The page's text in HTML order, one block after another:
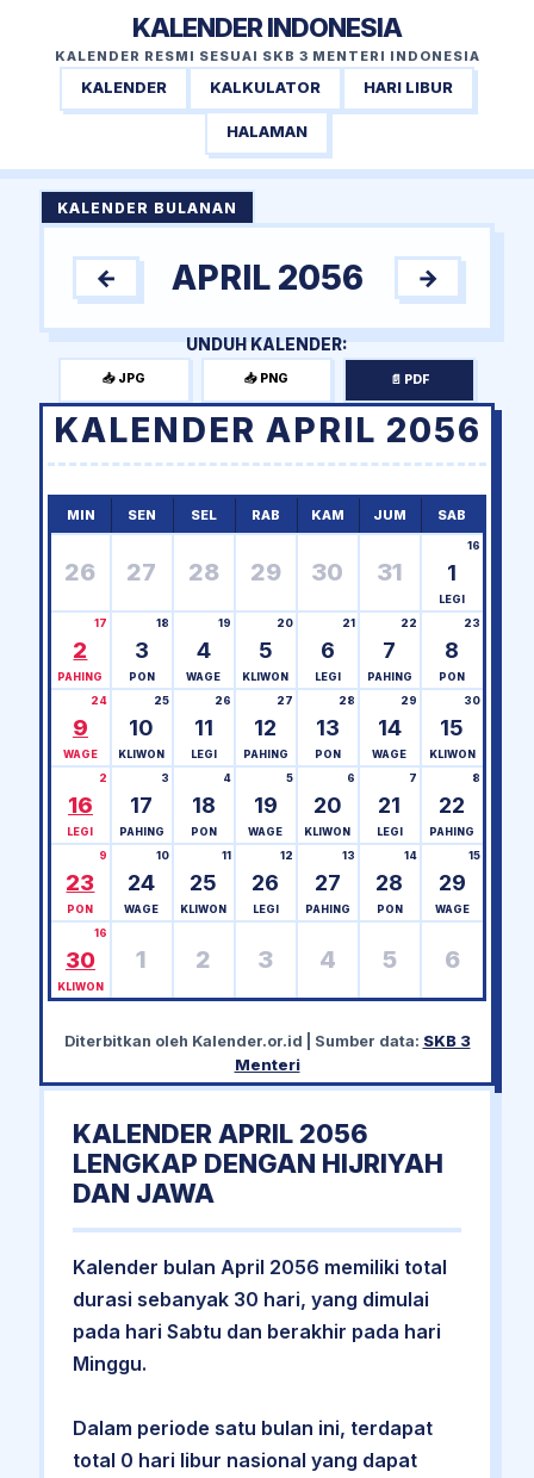
KALENDER INDONESIA
KALENDER RESMI SESUAI SKB 3 MENTERI INDONESIA
KALENDER KALKULATOR HARI LIBUR
HALAMAN
KALENDER BULANAN
← APRIL 2056 →
UNDUH KALENDER:
📥 JPG 📥 PNG 📄 PDF
KALENDER APRIL 2056
MIN SEN SEL RAB KAM JUM SAB
26 27 28 29 30 31 1
16
LEGI
2
17
PAHING
3
18
PON
4
19
WAGE
5
20
KLIWON
6
21
LEGI
7
22
PAHING
8
23
PON
9
24
WAGE
10
25
KLIWON
11
26
LEGI
12
27
PAHING
13
28
PON
14
29
WAGE
15
30
KLIWON
16
2
LEGI
17
3
PAHING
18
4
PON
19
5
WAGE
20
6
KLIWON
21
7
LEGI
22
8
PAHING
23
9
PON
24
10
WAGE
25
11
KLIWON
26
12
LEGI
27
13
PAHING
28
14
PON
29
15
WAGE
30
16
KLIWON
1 2 3 4 5 6
Diterbitkan oleh Kalender.or.id | Sumber data: SKB 3
Menteri
KALENDER APRIL 2056
LENGKAP DENGAN HIJRIYAH
DAN JAWA
Kalender bulan April 2056 memiliki total
durasi sebanyak 30 hari, yang dimulai
pada hari Sabtu dan berakhir pada hari
Minggu.
Dalam periode satu bulan ini, terdapat
total 0 hari libur nasional yang dapat